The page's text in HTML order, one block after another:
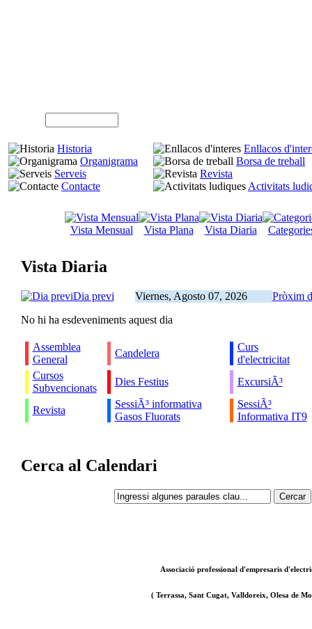
Historia
Organigrama
Serveis
Contacte
Enllacos
Borsa de treball
Revista
Activitats
Vista Mensual Vista Plana Vista Diaria
Vista Diaria
Dia previ Viernes, Agosto 07, 2026
Pròxim
No hi ha esdeveniments aquest dia
Assemblea
General
Candelera
Curs
d'electricitat
Cursos
Subvencionats
Dies Festius ExcursiÃ³
Revista
SessiÃ³ informativa
Gasos Fluorats
SessiÃ³
Informativa IT9
Cerca al Calendari
Associació professional d'empresaris
( Terrassa, Sant Cugat, Valldoreix, Olesa de